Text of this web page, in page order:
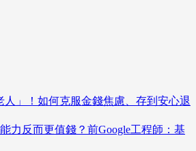
」！如何克服金錢焦慮、存到安心退
力反而更值錢？前Google工程師：基